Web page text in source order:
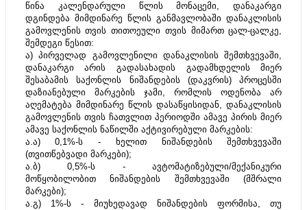
წინა კალენდარული წლის მონაცემი, დანაკარგი
დგინდება მიმდინარე წლის განმავლობაში დანაკლისის
გამოვლენის თვის თითოეული თვის მიმართ ცალ-ცალკე,
შემდეგი წესით:
ა) პირველად გამოვლენილი დანაკლისის შემთხვევაში,
დანაკარგი არის გადასახადის გადამხდელის მიერ
შესაბამის საქონლის ნიშანდების (დაკვრის) პროცესში
დაზიანებული მარკების ჯამი, რომლის ოდენობა არ
აღემატება მიმდინარე წლის დასაწყისიდან, დანაკლისის
გამოვლენის თვის ჩათვლით პერიოდში ამავე პირის მიერ
ამავე საქონლის ნაწილში აქტივირებული მარკების:
ა.ა) 0,1%-ს - ხელით ნიშანდების შემთხვევაში
(თვითწებვადი მარკები);
ა.ბ) 0,5%-ს - ავტომატიზებული/მექანიკური
მოწყობილობით ნიშანდების შემთხვევაში (მშრალი
მარკები);
ა.გ) 1%-ს - მიუხედავად ნიშანდების ფორმისა, თუ